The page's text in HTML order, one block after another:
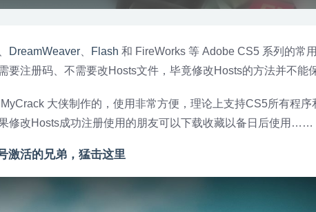
DreamWeaver Flash 和 FireWorks 等 Adobe CS5 系列的常
要注册码、不需要改Hosts文件，毕竟修改Hosts的方法并不能
大侠制作的，使用非常方便，理论上支持CS5所有程
修改Hosts成功注册使用的朋友可以下载收藏以备日后使用……
激活的兄弟，猛击这里